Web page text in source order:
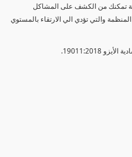
تمكنك من الكشف على المشاكل
والتي تؤدي الي الارتقاء بالمستوي